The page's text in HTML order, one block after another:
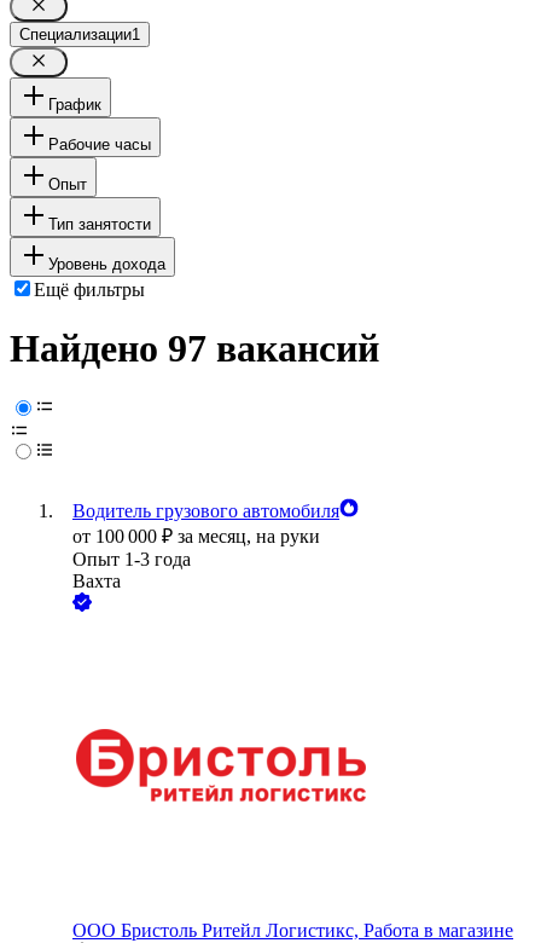
Специализации1
График
Рабочие часы
Опыт
Тип занятости
Уровень дохода
Ещё фильтры
Найдено 97 вакансий
Водитель грузового автомобиля
от 100 000 ₽ за месяц, на руки
Опыт 1-3 года
Вахта
ООО Бристоль Ритейл Логистикс, Работа в магазине